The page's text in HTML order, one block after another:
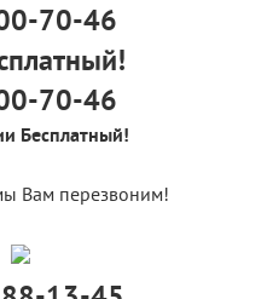
70-46
70-46
Бесплатный!
Вам перезвоним!